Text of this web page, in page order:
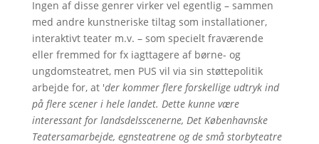
Ingen af disse genrer virker vel egentlig – sammen
med andre kunstneriske tiltag som installationer,
interaktivt teater m.v. – som specielt fraværende
eller fremmed for fx iagttagere af børne- og
ungdomsteatret, men PUS vil via sin støttepolitik
arbejde for, at 'der kommer flere forskellige udtryk ind
på flere scener i hele landet. Dette kunne være
interessant for landsdelsscenerne, Det Københavnske
Teatersamarbejde, egnsteatrene og de små storbyteatre